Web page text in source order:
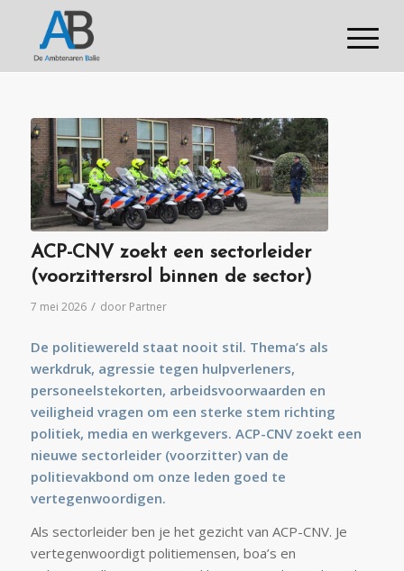
ACP-CNV zoekt een sectorleider
(voorzittersrol binnen de sector)
7 mei 2026 / door Partner
De politiewereld staat nooit stil. Thema’s als
werkdruk, agressie tegen hulpverleners,
personeelstekorten, arbeidsvoorwaarden en
veiligheid vragen om een sterke stem richting
politiek, media en werkgevers. ACP-CNV zoekt een
nieuwe sectorleider (voorzitter) van de
politievakbond om onze leden goed te
vertegenwoordigen.
Als sectorleider ben je het gezicht van ACP-CNV. Je
vertegenwoordigt politiemensen, boa’s en